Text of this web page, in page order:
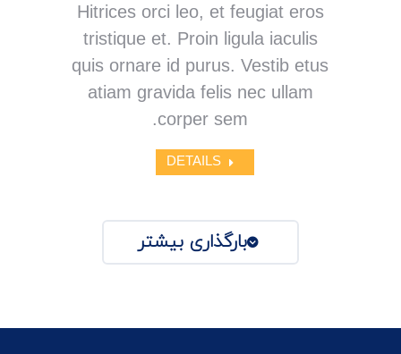
Hitrices orci leo, et feugiat eros
tristique et. Proin ligula iaculis
quis ornare id purus. Vestib etus
atiam gravida felis nec ullam
corper sem.
DETAILS
بارگذاری بیشتر